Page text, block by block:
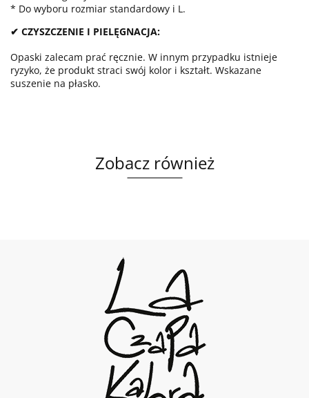
* Do wyboru rozmiar standardowy i L.
✔ CZYSZCZENIE I PIELĘGNACJA:
Opaski zalecam prać ręcznie. W innym przypadku istnieje
ryzyko, że produkt straci swój kolor i kształt. Wskazane
suszenie na płasko.
Zobacz również